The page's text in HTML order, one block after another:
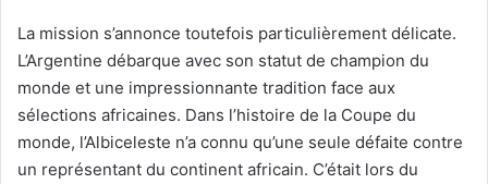
La mission s’annonce toutefois particulièrement délicate.
L’Argentine débarque avec son statut de champion du
monde et une impressionnante tradition face aux
sélections africaines. Dans l’histoire de la Coupe du
monde, l’Albiceleste n’a connu qu’une seule défaite contre
un représentant du continent africain. C’était lors du